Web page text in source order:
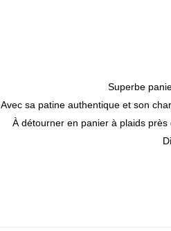
Superbe
Avec sa patine authentique et son
À détourner en panier à plaids